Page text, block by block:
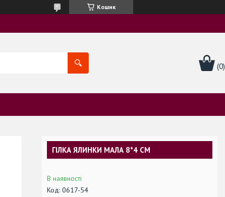
Кошик
ГІЛКА ЯЛИНКИ МАЛА 8*4 СМ
В наявності
Код: 0617-54